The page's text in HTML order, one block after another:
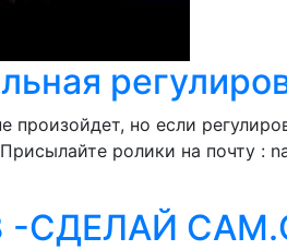
произойдет, но если
ролики на почту :
СДЕЛАЙ